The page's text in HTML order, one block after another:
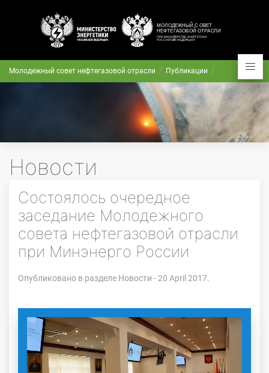
Молодежный совет нефтегазовой отрасли Публикации
Новости
Состоялось очередное
заседание Молодежного
совета нефтегазовой отрасли
при Минэнерго России
Опубликовано в разделе Новости - 20 April 2017.